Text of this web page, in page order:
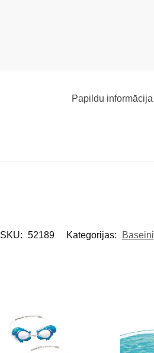
Papildu informācija
SKU: 52189 Kategorijas: Baseini